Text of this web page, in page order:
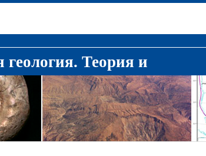
геология. Теория и